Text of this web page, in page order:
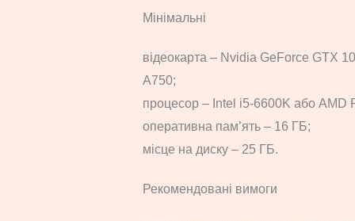
Мінімальні
відеокарта – Nvidia GeForce GTX
A750;
процесор – Intel i5-6600K або AMD
оперативна пам’ять – 16 ГБ;
місце на диску – 25 ГБ.
Рекомендовані вимоги